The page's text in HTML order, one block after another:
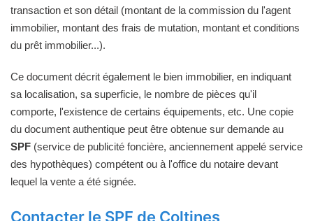
transaction et son détail (montant de la commission du l'agent
immobilier, montant des frais de mutation, montant et conditions
du prêt immobilier...).
Ce document décrit également le bien immobilier, en indiquant
sa localisation, sa superficie, le nombre de pièces qu'il
comporte, l'existence de certains équipements, etc. Une copie
du document authentique peut être obtenue sur demande au
SPF (service de publicité foncière, anciennement appelé service
des hypothèques) compétent ou à l'office du notaire devant
lequel la vente a été signée.
Contacter le SPF de Coltines